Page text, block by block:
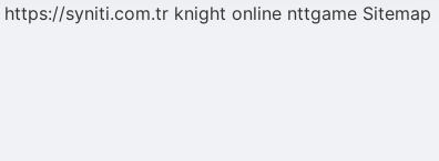
https://syniti.com.tr knight online nttgame Sitemap